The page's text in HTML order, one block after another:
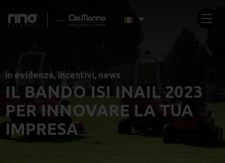
in evidenza, incentivi, news
IL BANDO ISI INAIL 2023
PER INNOVARE LA TUA
IMPRESA